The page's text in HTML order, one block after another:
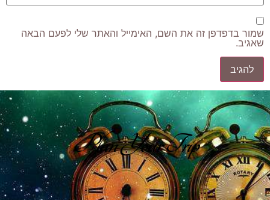
שמור בדפדפן זה את השם, האימייל והאתר שלי לפעם הבאה
שאגיב.
Plan Your Trip